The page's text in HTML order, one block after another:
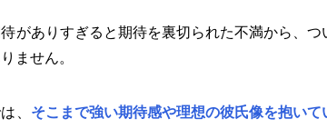
がありすぎると期待を裏切られた不満から、
ません。
、 そこまで強い期待感や理想の彼氏像を抱い